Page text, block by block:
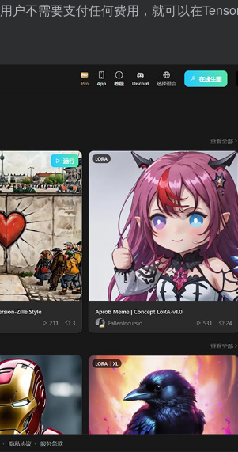
户不需要支付任何费用，就可以在